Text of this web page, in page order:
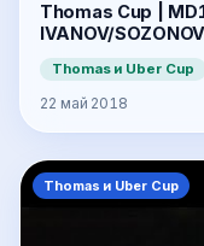
Thomas Cup |
IVANOV/
Thomas и Uber Cup
22 май 2018
Thomas и Uber Cup